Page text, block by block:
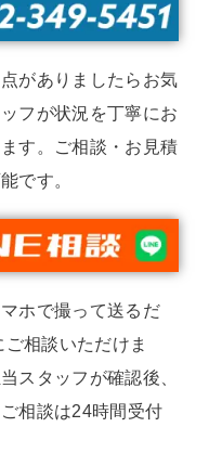
がありましたらお気
フが状況を丁寧にお
す。ご相談・お見積
です。
ホで撮って送るだ
相談いただけま
スタッフが確認後、
相談は24時間受付